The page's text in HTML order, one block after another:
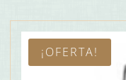
¡OFERTA!